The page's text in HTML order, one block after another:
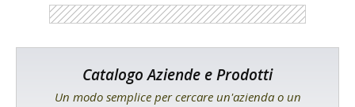
Catalogo Aziende e Prodotti
Un modo semplice per cercare un'azienda o un